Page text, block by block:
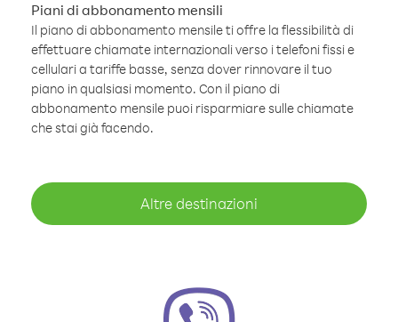
Piani di abbonamento mensili
Il piano di abbonamento mensile ti offre la flessibilità di
effettuare chiamate internazionali verso i telefoni fissi e
cellulari a tariffe basse, senza dover rinnovare il tuo
piano in qualsiasi momento. Con il piano di
abbonamento mensile puoi risparmiare sulle chiamate
che stai già facendo.
Altre destinazioni